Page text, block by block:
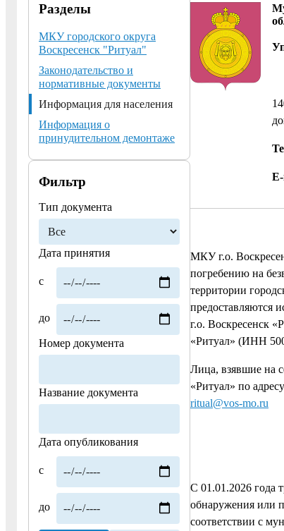
Разделы
МКУ городского округа
Воскресенск "Ритуал"
Законодательство и
нормативные документы
Информация для населения
Информация о
принудительном демонтаже
Фильтр
Тип документа
Дата принятия
с
до
Номер документа
Название документа
Дата опубликования
с
до
МКУ г.о.
погребению на
территории
предоставляются
г.о. Воскресенск
«Ритуал» (ИНН
Лица, взявшие на
«Ритуал» по
ritual@vos-mo.ru
С 01.01.2026 года
обнаружения или
соответствии с